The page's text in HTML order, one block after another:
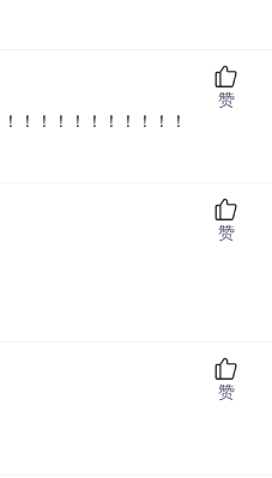
！！！！！！！！！！
赞
赞
赞